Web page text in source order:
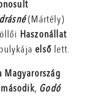
(Mártély)
Haszonállat
első lett.
Magyarország
második, Godó